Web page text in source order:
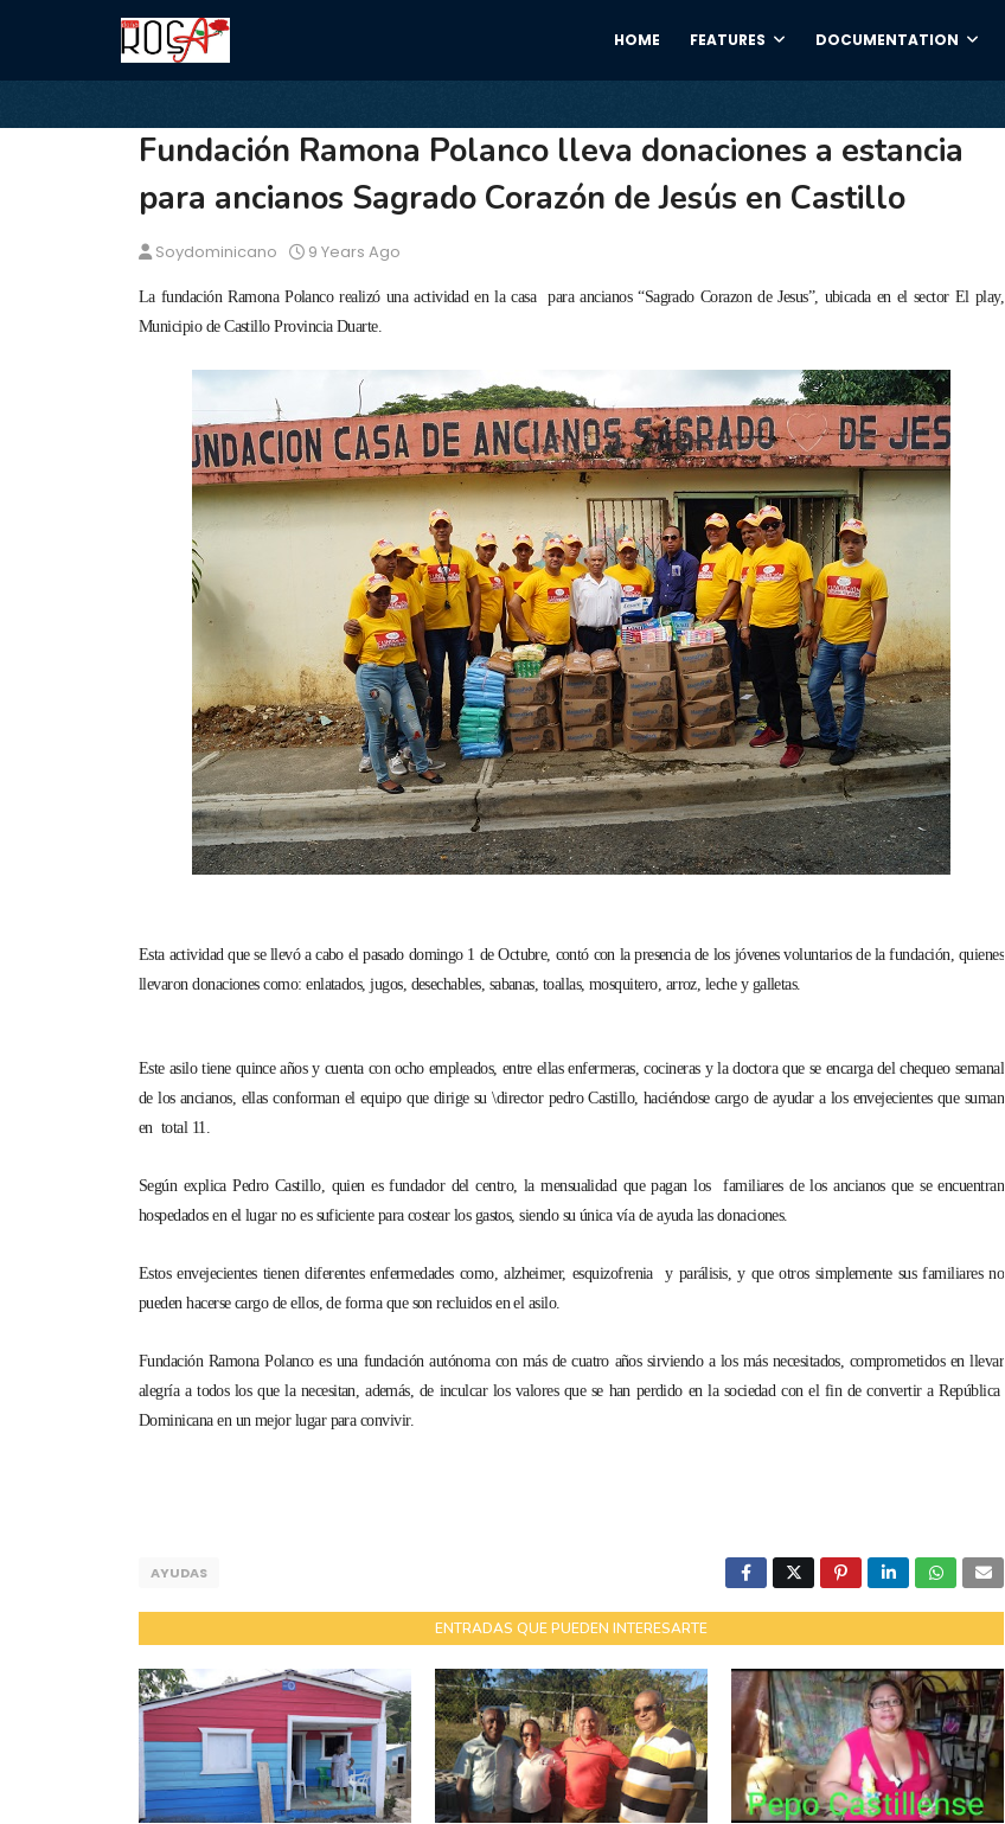
HOME FEATURES DOCUMENTATION
Fundación Ramona Polanco lleva donaciones a estancia
para ancianos Sagrado Corazón de Jesús en Castillo
Soydominicano 9 Years Ago
La fundación Ramona Polanco realizó una actividad en la casa para ancianos “Sagrado Corazon de Jesus”, ubicada en el sector El play,
Municipio de Castillo Provincia Duarte.
Esta actividad que se llevó a cabo el pasado domingo 1 de Octubre, contó con la presencia de los jóvenes voluntarios de la fundación, quienes
llevaron donaciones como: enlatados, jugos, desechables, sabanas, toallas, mosquitero, arroz, leche y galletas.
Este asilo tiene quince años y cuenta con ocho empleados, entre ellas enfermeras, cocineras y la doctora que se encarga del chequeo semanal
de los ancianos, ellas conforman el equipo que dirige su \director pedro Castillo, haciéndose cargo de ayudar a los envejecientes que suman
en total 11.
Según explica Pedro Castillo, quien es fundador del centro, la mensualidad que pagan los familiares de los ancianos que se encuentran
hospedados en el lugar no es suficiente para costear los gastos, siendo su única vía de ayuda las donaciones.
Estos envejecientes tienen diferentes enfermedades como, alzheimer, esquizofrenia y parálisis, y que otros simplemente sus familiares no
pueden hacerse cargo de ellos, de forma que son recluidos en el asilo.
Fundación Ramona Polanco es una fundación autónoma con más de cuatro años sirviendo a los más necesitados, comprometidos en llevar
alegría a todos los que la necesitan, además, de inculcar los valores que se han perdido en la sociedad con el fin de convertir a República
Dominicana en un mejor lugar para convivir.
AYUDAS
ENTRADAS QUE PUEDEN INTERESARTE